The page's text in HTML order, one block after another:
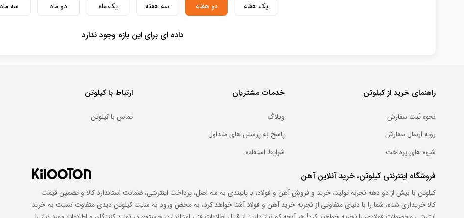
یک هفته دو هفته سه هفته یک ماه دو ماه سه ماه
داده ای برای این بازه وجود ندارد
ارتباط با کیلوتن
تماس با کیلوتن
خدمات مشتریان
وبلاگ
پاسخ به پرسش های متداول
شرایط استفاده
راهنمای خرید از کیلوتن
نحوه ثبت سفارش
رویه ارسال سفارش
شیوه های پرداخت
فروشگاه اینترنتی کیلوتن، خرید آنلاین آهن
کیلوتن با بیش از دو دهه تجربه تولید، خرید و فروش آهن و فولاد، با پایبندی به سه اصل، پرداخت اینترنتی، ضمانت استاندارد کالا و تضمین قیمت
کالا خریداری شده، شما را با دنیای متفاوتی از تجربه خرید آهن و فولاد آشنا خواهد کرد، به محض ورود به سایت کیلوتن دیدی متفاوت نسبت به خرید